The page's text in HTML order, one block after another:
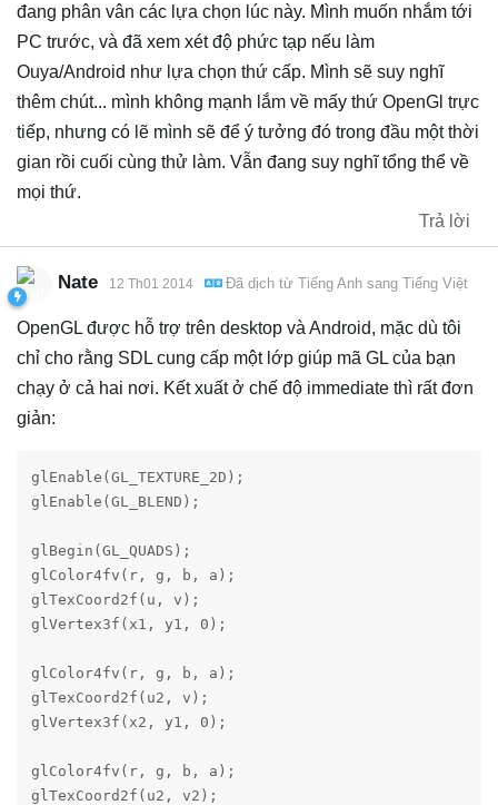
đang phân vân các lựa chọn lúc này. Mình muốn nhắm tới
PC trước, và đã xem xét độ phức tạp nếu làm
Ouya/Android như lựa chọn thứ cấp. Mình sẽ suy nghĩ
thêm chút... mình không mạnh lắm về mấy thứ OpenGl trực
tiếp, nhưng có lẽ mình sẽ để ý tưởng đó trong đầu một thời
gian rồi cuối cùng thử làm. Vẫn đang suy nghĩ tổng thể về
mọi thứ.
Trả lời
Nate 12 Th01 2014 Đã dịch từ Tiếng Anh sang Tiếng Việt
OpenGL được hỗ trợ trên desktop và Android, mặc dù tôi
chỉ cho rằng SDL cung cấp một lớp giúp mã GL của bạn
chạy ở cả hai nơi. Kết xuất ở chế độ immediate thì rất đơn
giản:
glEnable(GL_TEXTURE_2D);
glEnable(GL_BLEND);
glBegin(GL_QUADS);
glColor4fv(r, g, b, a);
glTexCoord2f(u, v);
glVertex3f(x1, y1, 0);
glColor4fv(r, g, b, a);
glTexCoord2f(u2, v);
glVertex3f(x2, y1, 0);
glColor4fv(r, g, b, a);
glTexCoord2f(u2, v2);